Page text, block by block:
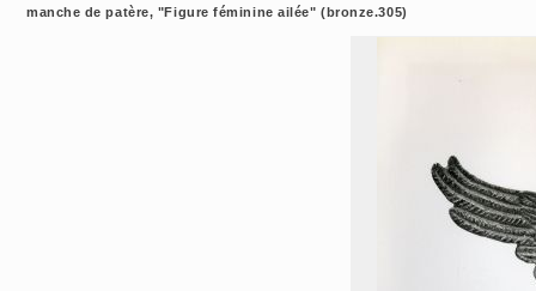
manche de patère, "Figure féminine ailée" (bronze.305)